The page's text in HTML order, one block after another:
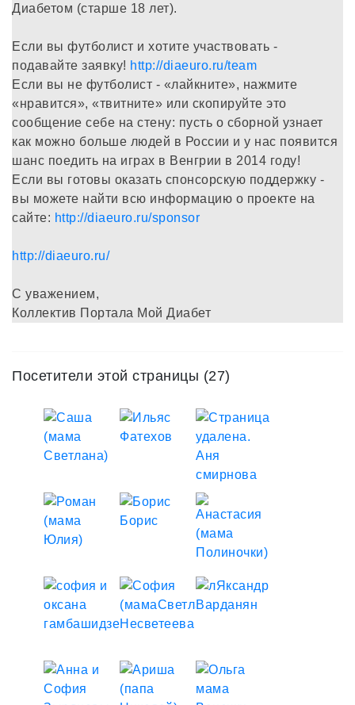
Диабетом (старше 18 лет).
Если вы футболист и хотите участвовать -
подавайте заявку! http://diaeuro.ru/team
Если вы не футболист - «лайкните», нажмите
«нравится», «твитните» или скопируйте это
сообщение себе на стену: пусть о сборной узнает
как можно больше людей в России и у нас появится
шанс поедить на играх в Венгрии в 2014 году!
Если вы готовы оказать спонсорскую поддержку -
вы можете найти всю информацию о проекте на
сайте: http://diaeuro.ru/sponsor
http://diaeuro.ru/
С уважением,
Коллектив Портала Мой Диабет
Посетители этой страницы (27)